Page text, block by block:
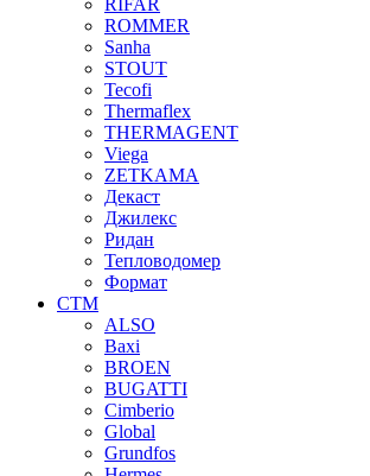
ROMMER
Sanha
STOUT
Tecofi
Thermaflex
THERMAGENT
Viega
ZETKAMA
Декаст
Джилекс
Ридан
Тепловодомер
Формат
СТМ
ALSO
Baxi
BROEN
BUGATTI
Cimberio
Global
Grundfos